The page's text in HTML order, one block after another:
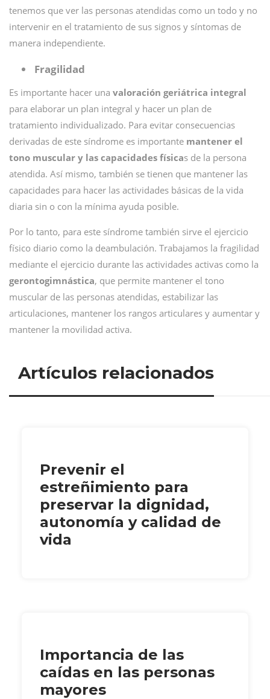
tenemos que ver las personas atendidas como un todo y no
intervenir en el tratamiento de sus signos y síntomas de
manera independiente.
Fragilidad
Es importante hacer una valoración geriátrica integral
para elaborar un plan integral y hacer un plan de
tratamiento individualizado. Para evitar consecuencias
derivadas de este síndrome es importante mantener el
tono muscular y las capacidades físicas de la persona
atendida. Así mismo, también se tienen que mantener las
capacidades para hacer las actividades básicas de la vida
diaria sin o con la mínima ayuda posible.
Por lo tanto, para este síndrome también sirve el ejercicio
físico diario como la deambulación. Trabajamos la fragilidad
mediante el ejercicio durante las actividades activas como la
gerontogimnástica, que permite mantener el tono
muscular de las personas atendidas, estabilizar las
articulaciones, mantener los rangos articulares y aumentar y
mantener la movilidad activa.
Artículos relacionados
Prevenir el
estreñimiento para
preservar la dignidad,
autonomía y calidad de
vida
Importancia de las
caídas en las personas
mayores